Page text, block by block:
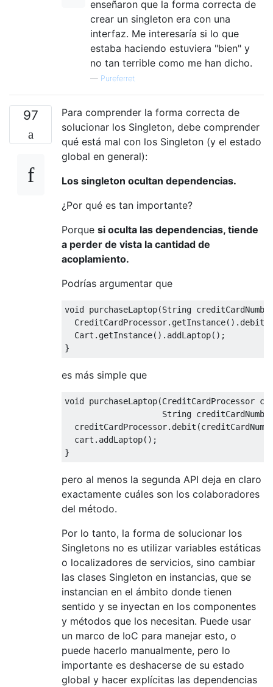
enseñaron que la forma correcta de
crear un singleton era con una
interfaz. Me interesaría si lo que
estaba haciendo estuviera "bien" y
no tan terrible como me han dicho.
— Pureferret
97
Para comprender la forma correcta de
solucionar los Singleton, debe comprender
qué está mal con los Singleton (y el estado
global en general):
Los singleton ocultan dependencias.
¿Por qué es tan importante?
Porque si oculta las dependencias, tiende
a perder de vista la cantidad de
acoplamiento.
Podrías argumentar que
void purchaseLaptop(String
  Cart.getInstance().addLaptop();
es más simple que
void purchaseLaptop(CreditCardProcessor
String
  cart.addLaptop();
pero al menos la segunda API deja en claro
exactamente cuáles son los colaboradores
del método.
Por lo tanto, la forma de solucionar los
Singletons no es utilizar variables estáticas
o localizadores de servicios, sino cambiar
las clases Singleton en instancias, que se
instancian en el ámbito donde tienen
sentido y se inyectan en los componentes
y métodos que los necesitan. Puede usar
un marco de IoC para manejar esto, o
puede hacerlo manualmente, pero lo
importante es deshacerse de su estado
global y hacer explícitas las dependencias